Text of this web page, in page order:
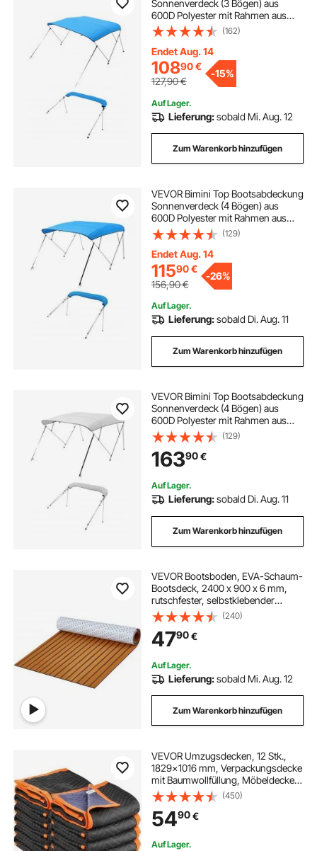
Sonnenverdeck (3 Bögen) aus
600D Polyester mit Rahmen aus
Aluminiumlegierung, wasserdichte
Sonnenschutz-Bootsmarkise mit
Aufbewahrungstasche, 216-229
cm (B) Blau
(162)
Endet Aug. 14
10890€
127,90€
-15%
Auf Lager.
Lieferung:sobald Mi. Aug. 12
Zum Warenkorb hinzufügen
VEVOR Bimini Top Bootsabdeckung
Sonnenverdeck (4 Bögen) aus
600D Polyester mit Rahmen aus
Aluminiumlegierung, wasserdichte
Sonnenschutz-Bootsmarkise mit
Aufbewahrungstasche, 201-213 cm
(B) Blau
(129)
Endet Aug. 14
11590€
156,90€
-26%
Auf Lager.
Lieferung:sobald Di. Aug. 11
Zum Warenkorb hinzufügen
VEVOR Bimini Top Bootsabdeckung
Sonnenverdeck (4 Bögen) aus
600D Polyester mit Rahmen aus
Aluminiumlegierung, wasserdichte
Sonnenschutz-Bootsmarkise mit
Aufbewahrungstasche, 170-183 cm
(B) Hellgrau
(129)
16390€
Auf Lager.
Lieferung:sobald Di. Aug. 11
Zum Warenkorb hinzufügen
VEVOR Bootsboden, EVA-Schaum-
Bootsdeck, 2400 x 900 x 6 mm,
rutschfester, selbstklebender
Bodenbelag, 21600 cm² großer
Meeresteppich für Boote, Yachten,
Pontons, Kajakdecks
(240)
4790€
Auf Lager.
Lieferung:sobald Mi. Aug. 12
Zum Warenkorb hinzufügen
VEVOR Umzugsdecken, 12 Stk.,
1829x1016 mm, Verpackungsdecke
mit Baumwollfüllung, Möbeldecke,
Lagerdecke mit Vliesstoff
gepolsterte Packdecke zum
Versenden, Verpacken & Schützen
von Möbeln
(450)
5490€
Auf Lager.